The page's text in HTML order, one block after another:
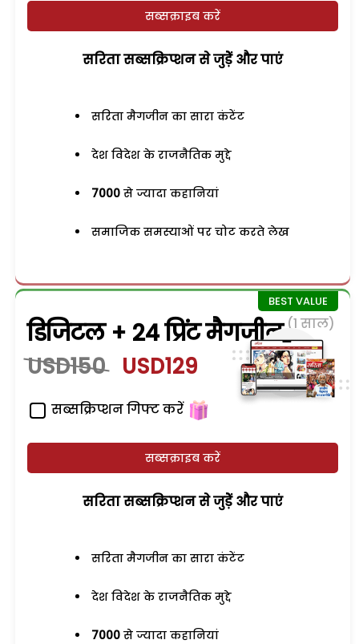
सब्सक्राइब करें
सरिता सब्सक्रिप्शन से जुड़ेें और पाएं
सरिता मैगजीन का सारा कंटेंट
देश विदेश के राजनैतिक मुद्दे
7000 से ज्यादा कहानियां
समाजिक समस्याओं पर चोट करते लेख
डिजिटल + 24 प्रिंट मैगजीन (1 साल)
USD150 USD129
सब्सक्रिप्शन गिफ्ट करें
सब्सक्राइब करें
सरिता सब्सक्रिप्शन से जुड़ेें और पाएं
सरिता मैगजीन का सारा कंटेंट
देश विदेश के राजनैतिक मुद्दे
7000 से ज्यादा कहानियां